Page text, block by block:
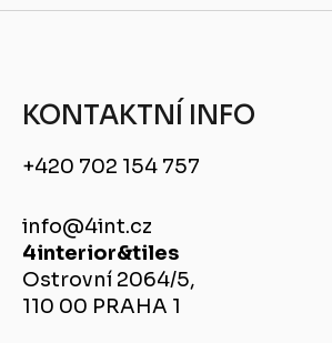
KONTAKTNÍ INFO
+420 702 154 757
info@4int.cz
4interior&tiles
Ostrovní 2064/5,
110 00 PRAHA 1